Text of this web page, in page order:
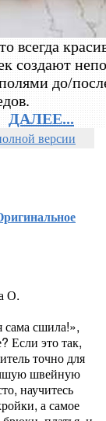
создают
до/
ДАЛЕЕ...
версии
О.
сама сшила!»,
Если это так,
точно для
швейную
научитесь
а самое